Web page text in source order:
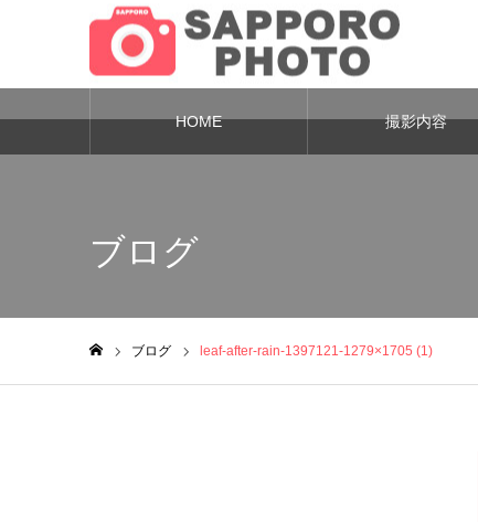
HOME 撮影内容
ブログ
ブログ leaf-after-rain-1397121-1279×1705 (1)